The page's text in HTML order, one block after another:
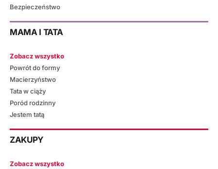
Bezpieczeństwo
MAMA I TATA
Zobacz wszystko
Powrót do formy
Macierzyństwo
Tata w ciąży
Poród rodzinny
Jestem tatą
ZAKUPY
Zobacz wszystko